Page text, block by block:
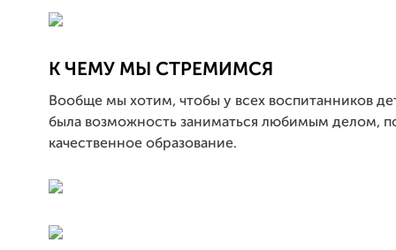
К ЧЕМУ МЫ СТРЕМИМСЯ
Вообще мы хотим, чтобы у всех воспитанников
была возможность заниматься любимым делом,
качественное образование.